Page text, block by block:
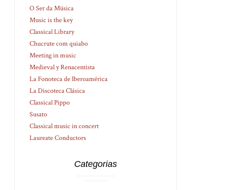
O Ser da Música
Music is the key
Classical Library
Chucrute com quiabo
Meeting in music
Medieval y Renacentista
La Fonoteca de Iberoamérica
La Discoteca Clásica
Classical Pippo
Susato
Classical music in concert
Laureate Conductors
Categorias